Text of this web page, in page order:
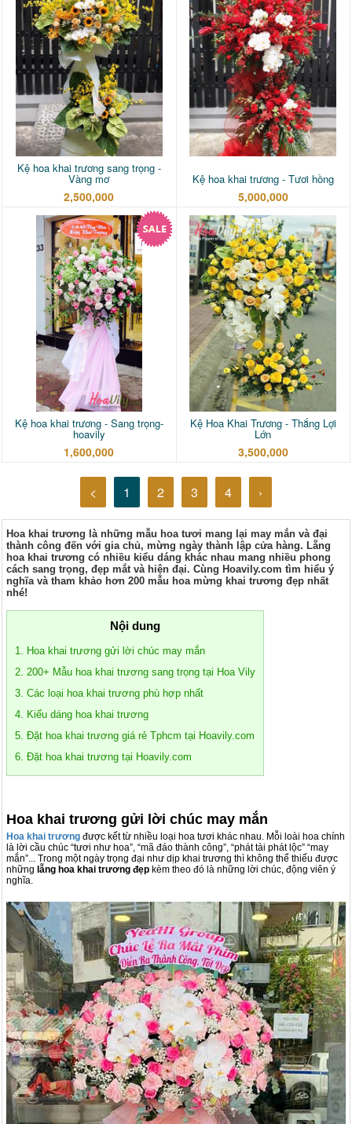
Kệ hoa khai trương sang trọng -
Vàng mơ
2,500,000
Kệ hoa khai trương - Tươi hồng
5,000,000
Kệ hoa khai trương - Sang trọng-
hoavily
1,600,000
Kệ Hoa Khai Trương - Thắng Lợi
Lớn
3,500,000
< 1 2 3 4 ›
Hoa khai trương là những mẫu hoa tươi mang lại may mắn và đại
thành công đến với gia chủ, mừng ngày thành lập cửa hàng. Lẵng
hoa khai trương có nhiều kiểu dáng khác nhau mang nhiều phong
cách sang trọng, đẹp mắt và hiện đại. Cùng Hoavily.com tìm hiểu ý
nghĩa và tham khảo hơn 200 mẫu hoa mừng khai trương đẹp nhất
nhé!
Nội dung
1. Hoa khai trương gửi lời chúc may mắn
2. 200+ Mẫu hoa khai trương sang trọng tại Hoa Vily
3. Các loại hoa khai trương phù hợp nhất
4. Kiểu dáng hoa khai trương
5. Đặt hoa khai trương giá rẻ Tphcm tại Hoavily.com
6. Đặt hoa khai trương tại Hoavily.com
Hoa khai trương gửi lời chúc may mắn
Hoa khai trương được kết từ nhiều loại hoa tươi khác nhau. Mỗi loài hoa chính
là lời cầu chúc “tươi như hoa”, “mã đáo thành công”, “phát tài phát lộc” “may
mắn”... Trong một ngày trọng đại như dịp khai trương thì không thể thiếu được
những lẵng hoa khai trương đẹp kèm theo đó là những lời chúc, động viên ý
nghĩa.